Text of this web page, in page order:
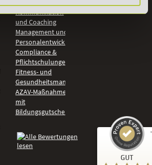
Kommunikation
und Coaching
Management und
Personalentwicklung
Compliance &
Pflichtschulungen
Fitness- und
Gesundheitsmanagement
AZAV-Maßnahmen
mit
Bildungsgutschein
GUT
Kundenbewertungen und Erfahrungen zu
DeLSt - Deutsches eLearning Studieninstitut